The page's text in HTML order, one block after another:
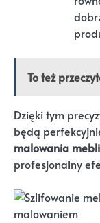
To też
Dzięki tym
będą
malowania
profesjonalny